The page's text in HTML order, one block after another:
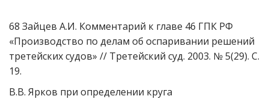
68 Зайцев А.И. Комментарий к главе 46 ГПК РФ
«Производство по делам об оспаривании решений
третейских судов» // Третейский суд. 2003. № 5(29). С.
19.
В.В. Ярков при определении круга